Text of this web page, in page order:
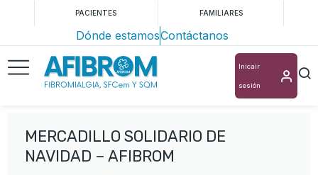
PACIENTES FAMILIARES
Dónde estamosContáctanos
Inicair
sesión
MERCADILLO SOLIDARIO DE
NAVIDAD – AFIBROM